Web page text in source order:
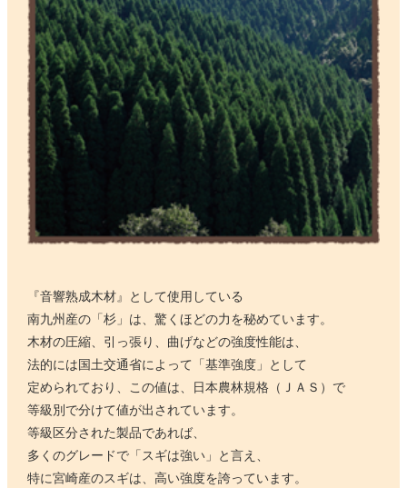
『音響熟成木材』として使用している
南九州産の「杉」は、驚くほどの力を秘めています。
木材の圧縮、引っ張り、曲げなどの強度性能は、
法的には国土交通省によって「基準強度」として
定められており、この値は、日本農林規格（ＪＡＳ）で
等級別で分けて値が出されています。
等級区分された製品であれば、
多くのグレードで「スギは強い」と言え、
特に宮崎産のスギは、高い強度を誇っています。